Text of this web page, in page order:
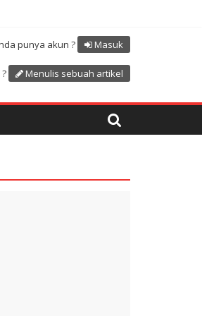
punya akun ? Masuk
Menulis sebuah artikel